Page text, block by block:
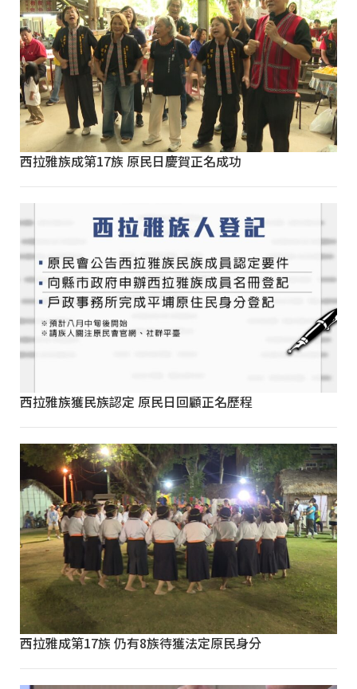
西拉雅族成第17族 原民日慶賀正名成功
西拉雅族獲民族認定 原民日回顧正名歷程
西拉雅成第17族 仍有8族待獲法定原民身分